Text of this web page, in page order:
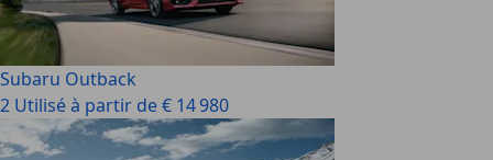
Subaru Outback
2 Utilisé à partir de € 14 980